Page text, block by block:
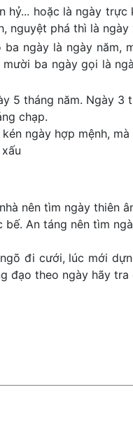
hoặc là ngày
nguyệt phá thì là ngày
ngày là ngày năm,
ba ngày gọi là
5 tháng năm. Ngày
chạp.
ngày hợp mệnh,
nên tìm ngày thiên
An táng nên tìm
đi cưới, lúc mới
đạo theo ngày hãy tra